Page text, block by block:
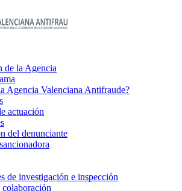
de la Agencia
Agencia Valenciana Antifraude?
actuación
del denunciante
de investigación e inspección
colaboración